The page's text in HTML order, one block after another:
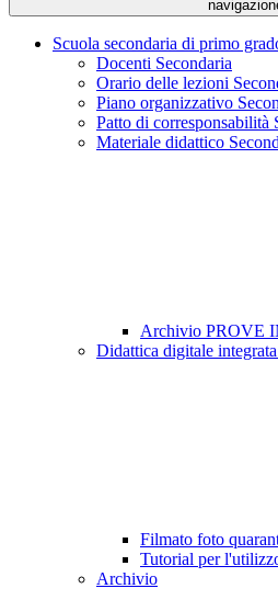
Scuola secondaria di primo
Docenti Secondaria
Orario delle lezioni
Piano organizzativo
Patto di corresponsabilità
Materiale didattico
Archivio PROVE
Didattica digitale
Filmato foto
Tutorial per
Archivio